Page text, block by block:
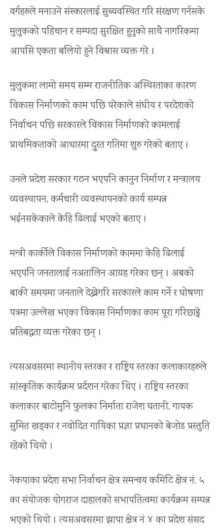
वर्गहरुले मनाउने संस्कारलाई सुब्यवस्थित गरि संरक्षण गर्नसके
मुलुकको पहिचान र सम्पदा सुरक्षित हुनुको साथै नागरिकमा
आपसि एकता बलियो हुने विश्वास व्यक्त गरे ।
मुलुकमा लामो समय सम्म राजनीतिक अस्थिरताका कारण
विकास निर्माणको काम पछि परेकाले संघीय र परदेशको
निर्वाचन पछि सरकारले विकास निर्माणको कामलाई
प्राथमिकताको आधारमा दु्रत गतिमा शुरु गरेको बताए ।
उनले प्रदेश सरकार गठन भएपनि कानुन निर्माण र मन्त्रालय
व्यवस्थापन, कर्मचारी व्यवस्थापनको कार्य सम्पन्न
भईनसकेकाले केहि ढिलाई भएको बताए ।
मन्त्री कार्कीले विकास निर्माणको काममा केहि ढिलाई
भएपनि जनतालाई नअतालिन आग्रह गरेका छन् । अबको
बाकी समयमा जनताले देख्नेगरि सरकारले काम गर्ने र घोषणा
पत्रमा उल्लेख भएका विकास निर्माणका काम पूरा गरिछाड्ने
प्रतिबद्धता व्यक्त गरेका छन् ।
त्यसअवसरमा स्थानीय स्तरका र राष्ट्रिय स्तरका कलाकारहरुले
सांस्कृतिक कार्यक्रम प्रर्दशन गरेका थिए । राष्ट्रिय स्तरका
कलाकार बाटोमुनि फुलका निर्माता राजेश घतानी, गायक
सुमित खड्का र नवोदित गायिका प्रज्ञा प्रधानको बेजोड प्रस्तुति
रहेको थियो ।
नेकपाका प्रदेश सभा निर्वाचन क्षेत्र समन्वय कमिटि क्षेत्र नं. ५
का संयोजक योगराज दाहालको सभापतित्वमा कार्यक्रम सम्पन्न
भएको थियो । त्यसअवसरमा झापा क्षेत्र नं ४ का प्रदेश संसद